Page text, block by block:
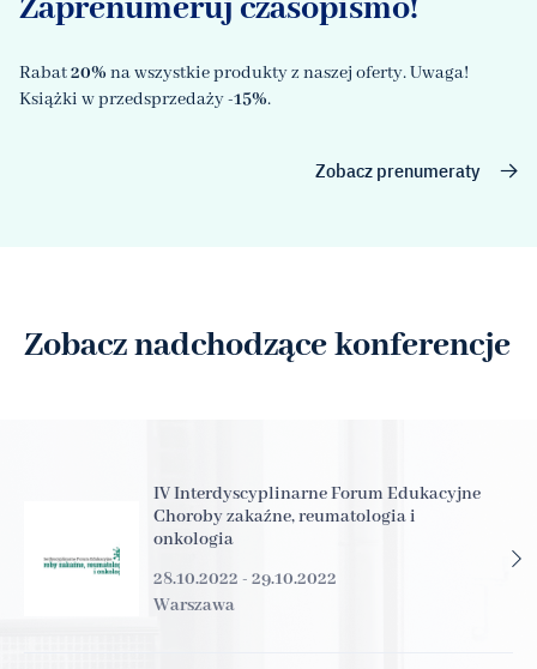
Zaprenumeruj czasopismo!
Rabat20% na wszystkie produkty z naszej oferty. Uwaga!
Książki w przedsprzedaży-15%.
Zobacz prenumeraty
Zobacz nadchodzące konferencje
IV Interdyscyplinarne Forum Edukacyjne
Choroby zakaźne, reumatologia i
onkologia
28.10.2022 - 29.10.2022
Warszawa